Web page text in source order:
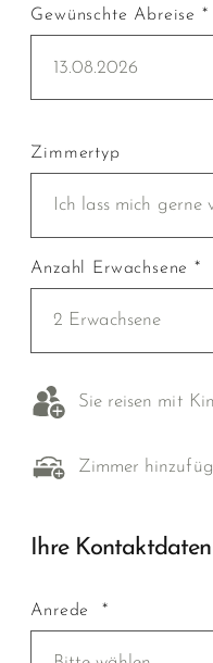
Gewünschte Abreise *
13.08.2026
Zimmertyp
Ich lass mich gerne
Anzahl Erwachsene *
2 Erwachsene
Sie reisen mit
Zimmer
Ihre Kontaktdaten
Anrede *